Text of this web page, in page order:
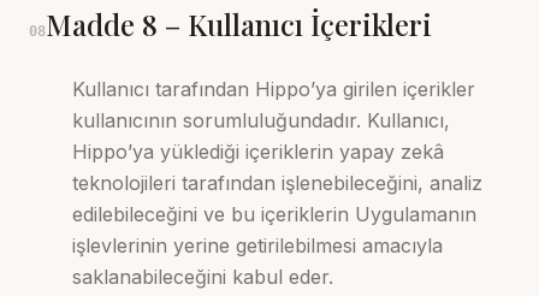
08Madde 8 – Kullanıcı İçerikleri
Kullanıcı tarafından Hippo’ya girilen içerikler
kullanıcının sorumluluğundadır. Kullanıcı,
Hippo’ya yüklediği içeriklerin yapay zekâ
teknolojileri tarafından işlenebileceğini, analiz
edilebileceğini ve bu içeriklerin Uygulamanın
işlevlerinin yerine getirilebilmesi amacıyla
saklanabileceğini kabul eder.